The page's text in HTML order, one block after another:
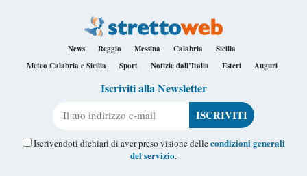
News Reggio Messina Calabria
Sicilia
Meteo Calabria e Sicilia
Sport Notizie dall’Italia Esteri Auguri
Iscriviti alla Newsletter
Iscrivendoti dichiari di aver preso visione dellecondizioni generali
del servizio.